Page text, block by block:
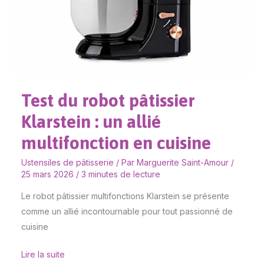
Test du robot pâtissier
Klarstein : un allié
multifonction en cuisine
Ustensiles de pâtisserie / Par Marguerite Saint-Amour /
25 mars 2026 / 3 minutes de lecture
Le robot pâtissier multifonctions Klarstein se présente
comme un allié incontournable pour tout passionné de
cuisine
Lire la suite